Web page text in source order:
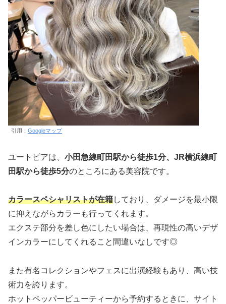
引用： Googleマップ
ユートピアは、 小田急線町田駅から徒歩1分、JR横浜線町
田駅から徒歩5分のところにある美容院です。
カラースペシャリストが在籍しており、ダメージを最小限
に抑えながらカラーも行ってくれます。
エクステ部分を差し色にしたい場合は、再現性の高いデザ
インカラーにしてくれること間違いなしです◎
また有名コレクションやフェスに出演経験もあり、高い技
術力を誇ります。
ホットペッパービューティーから予約するときに、サイト